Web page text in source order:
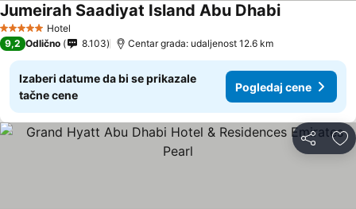
5 ZvezdiceHotel
Jumeirah Saadiyat Island Abu DhabiPogledaj
9,2 Odlično 8.103 Centar grada: udaljenost 12.6 km
Izaberi datume da bi se prikazale
tačne cene
Pogledaj cene
Deli